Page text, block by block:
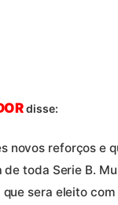
disse:
novos reforços e
toda Serie B.
sera eleito